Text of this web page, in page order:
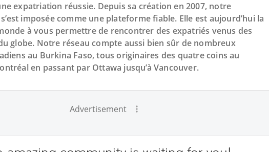
expatriation réussie. Depuis sa création en 2007, notre
imposée comme une plateforme fiable. Elle est aujourd’hui la
à vous permettre de rencontrer des expatriés venus des
globe. Notre réseau compte aussi bien sûr de nombreux
au Burkina Faso, tous originaires des quatre coins au
en passant par Ottawa jusqu’à Vancouver.
Advertisement